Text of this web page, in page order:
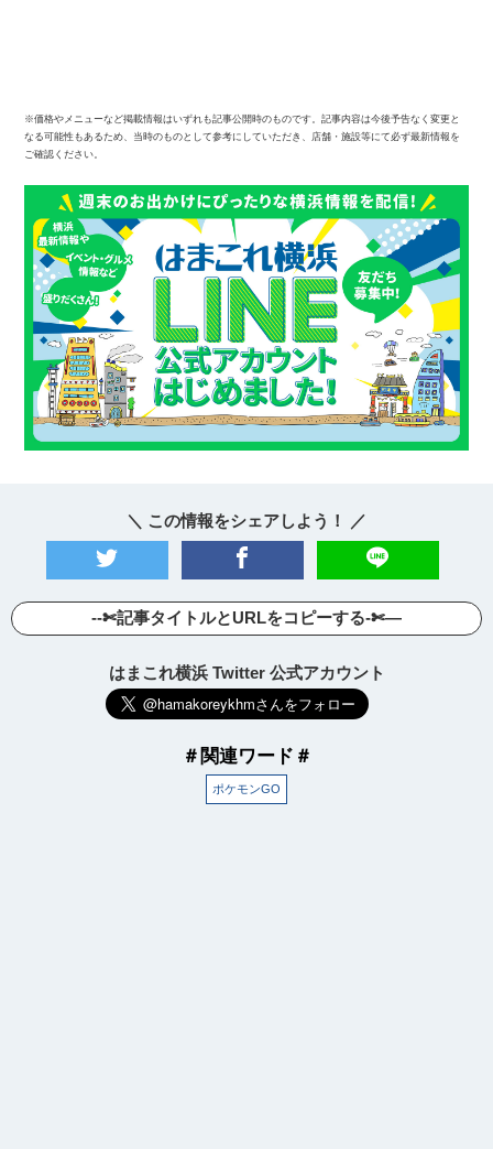
※価格やメニューなど掲載情報はいずれも記事公開時のものです。記事内容は今後予告なく変更と
なる可能性もあるため、当時のものとして参考にしていただき、店舗・施設等にて必ず最新情報を
ご確認ください。
＼ この情報をシェアしよう！ ／
--✄記事タイトルとURLをコピーする-✄—
はまこれ横浜 Twitter 公式アカウント
＃関連ワード＃
ポケモンGO